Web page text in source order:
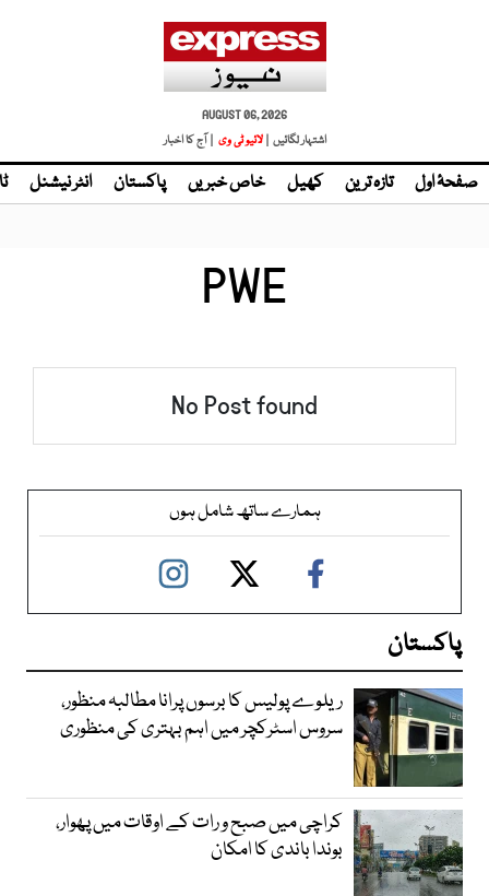
AUGUST 06, 2026
اشتہار لگائیں | لائیو ٹی وی | آج کا اخبار
صفحۂ اول تازہ ترین کھیل خاص خبریں پاکستان انٹر نیشنل
PWE
No Post found
ہمارے ساتھ شامل ہوں
پاکستان
ریلوے پولیس کا برسوں پرانا مطالبہ منظور،
سروس اسٹرکچر میں اہم بہتری کی منظوری
کراچی میں صبح و رات کے اوقات میں پھوار،
بوندا باندی کا امکان